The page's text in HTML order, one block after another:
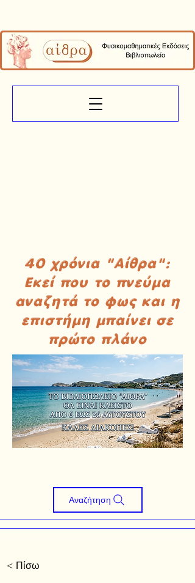
40 χρόνια "Αίθρα":
Εκεί που το πνεύμα
αναζητά το φως και η
επιστήμη μπαίνει σε
πρώτο πλάνο
Αναζήτηση
< Πίσω